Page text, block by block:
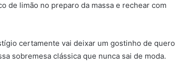
de limão no preparo da massa e rechear com
certamente vai deixar um gostinho de quero
sobremesa clássica que nunca sai de moda.